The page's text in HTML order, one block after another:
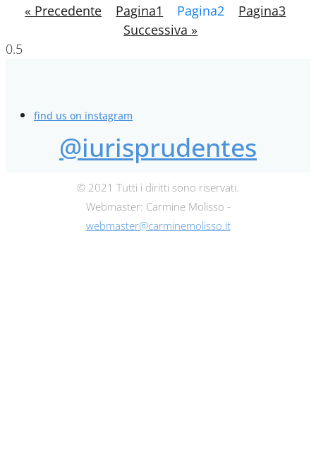
« Precedente Pagina1 Pagina2 Pagina3
Successiva »
find us on instagram
@iurisprudentes
© 2021 Tutti i diritti sono riservati.
Webmaster: Carmine Molisso -
webmaster@carminemolisso.it